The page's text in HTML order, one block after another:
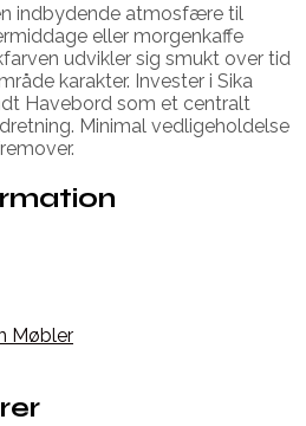
indbydende atmosfære til
eller morgenkaffe
udvikler sig smukt over tid
karakter. Invester i Sika
Havebord som et centralt
Minimal vedligeholdelse
Møbler